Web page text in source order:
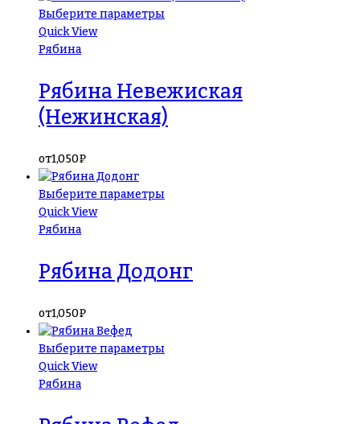
Выберите параметры
Quick View
Рябина
Рябина Невежиская
(Нежинская)
от1,050₽
Выберите параметры
Quick View
Рябина
Рябина Додонг
от1,050₽
Выберите параметры
Quick View
Рябина